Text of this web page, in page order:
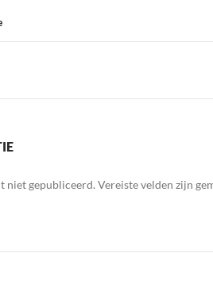
niet gepubliceerd. Vereiste velden zijn